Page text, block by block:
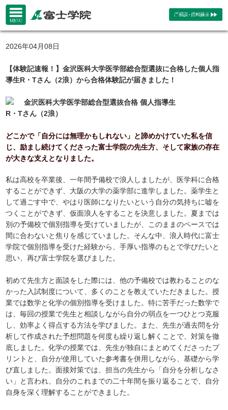
2026年04月08日
【体験記速報！】金沢医科大学医学部総合型選抜に合格した個人指
導生R・Tさん（2浪）から合格体験記が届きました！
金沢医科大学医学部総合型選抜合格 個人指導生
R・Tさん（2浪）
どこかで「自分には無理かもしれない」と諦めかけていた私を信
じ、励まし続けてくださった富士学院の先生方、そして家族の存在
が大きな支えとなりました。
私は高校を卒業後、一年間予備校で浪人しましたが、医学科に合格
することができず、大阪の大学の薬学部に進学しました。薬学生と
して過ごす中で、やはり医師になりたいという自分の気持ちに嘘を
つくことができず、仮面浪人をすることを決意しました。夏までは
別の予備校で個別指導を受けていましたが、このままのペースでは
間に合わないと焦りを感じていました。そんな中、浪人時代に富士
学院で個別指導を受けた経験から、手厚い指導のもとで学びたいと
思い、再び富士学院を選びました。
初めて先生方と面談をした際には、他の予備校では教わることのな
かった入試制度について、多くのことを教えていただきました。授
業では数学と化学の個別指導を受けました。特に苦手だった数学で
は、毎回の授業で先生と相談しながら自分の弱点を一つひとつ克服
し、効率よく得点する方法を学びました。また、先生が過去問を分
析して作成された予想問題を何度も繰り返し解くことで、対策を徹
底しました。化学の授業では、先生が独自にまとめてくださったプ
リントと、自分が使用していた参考書を併用しながら、基礎から学
び直しました。面接対策では、担当の先生から「自分を分析しなさ
い」と言われ、自分のこれまでの二十年間を振り返ることで、自分
自身を深く理解することができました。